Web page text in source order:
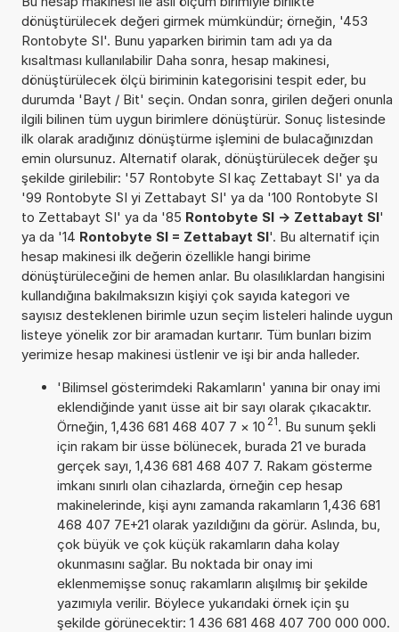
dönüştürülecek değeri girmek mümkündür; örneğin, '453
Rontobyte SI'. Bunu yaparken birimin tam adı ya da
kısaltması kullanılabilir Daha sonra, hesap makinesi,
dönüştürülecek ölçü biriminin kategorisini tespit eder, bu
durumda 'Bayt / Bit' seçin. Ondan sonra, girilen değeri onunla
ilgili bilinen tüm uygun birimlere dönüştürür. Sonuç listesinde
ilk olarak aradığınız dönüştürme işlemini de bulacağınızdan
emin olursunuz. Alternatif olarak, dönüştürülecek değer şu
şekilde girilebilir: '57 Rontobyte SI kaç Zettabayt SI' ya da
'99 Rontobyte SI yi Zettabayt SI' ya da '100 Rontobyte SI
to Zettabayt SI' ya da '85 Rontobyte SI -> Zettabayt SI'
ya da '14 Rontobyte SI = Zettabayt SI'. Bu alternatif için
hesap makinesi ilk değerin özellikle hangi birime
dönüştürüleceğini de hemen anlar. Bu olasılıklardan hangisini
kullandığına bakılmaksızın kişiyi çok sayıda kategori ve
sayısız desteklenen birimle uzun seçim listeleri halinde uygun
listeye yönelik zor bir aramadan kurtarır. Tüm bunları bizim
yerimize hesap makinesi üstlenir ve işi bir anda halleder.
'Bilimsel gösterimdeki Rakamların' yanına bir onay imi
eklendiğinde yanıt üsse ait bir sayı olarak çıkacaktır.
Örneğin, 1,436 681 468 407 7 × 10 21. Bu sunum şekli
için rakam bir üsse bölünecek, burada 21 ve burada
gerçek sayı, 1,436 681 468 407 7. Rakam gösterme
imkanı sınırlı olan cihazlarda, örneğin cep hesap
makinelerinde, kişi aynı zamanda rakamların 1,436 681
468 407 7E+21 olarak yazıldığını da görür. Aslında, bu,
çok büyük ve çok küçük rakamların daha kolay
okunmasını sağlar. Bu noktada bir onay imi
eklenmemişse sonuç rakamların alışılmış bir şekilde
yazımıyla verilir. Böylece yukarıdaki örnek için şu
şekilde görünecektir: 1 436 681 468 407 700 000 000.